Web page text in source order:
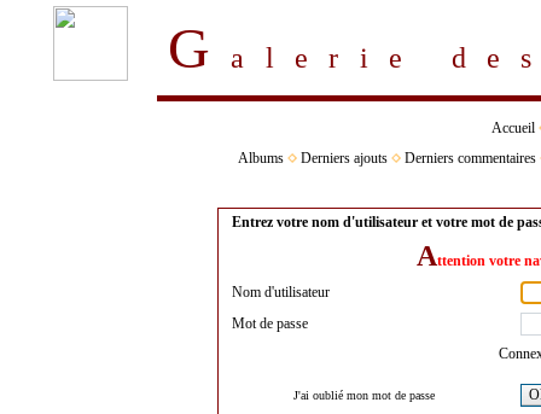
Galerie
Accueil
Albums
Derniers ajouts Derniers commentaires
Entrez votre nom d'utilisateur et votre mot de
Attention votre
Nom d'utilisateur
Mot de passe
J'ai oublié mon mot de passe